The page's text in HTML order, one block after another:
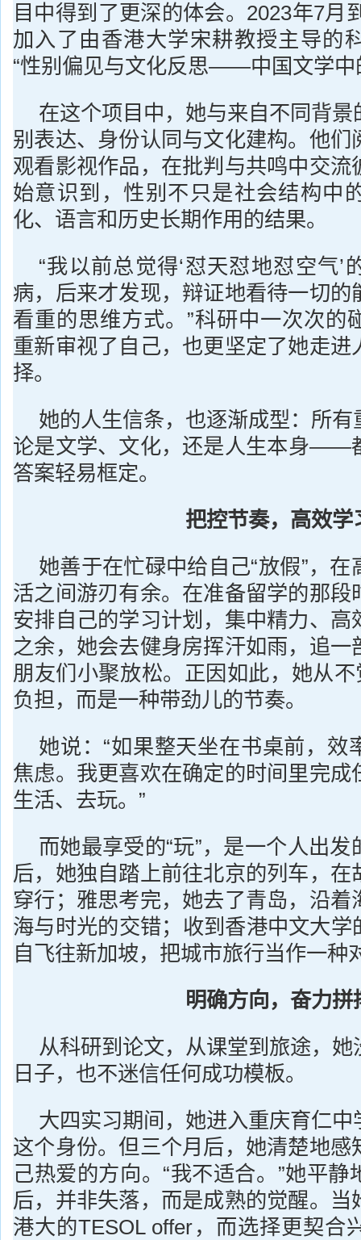
目中得到了更深的体会。2023年7月
加入了由香港大学宋耕教授主导的
“性别偏见与文化反思——中国文学中的
在这个项目中，她与来自不同背
别表达、身份认同与文化建构。他们
观看影视作品，在批判与共鸣中交流
始意识到，性别不只是社会结构中
化、语言和历史长期作用的结果。
“我以前总觉得‘怼天怼地怼空气’
病，后来才发现，辩证地看待一切的
看重的思维方式。”科研中一次次的
重新审视了自己，也更坚定了她走进
择。
她的人生信条，也逐渐成型：所
论是文学、文化，还是人生本身——
答案轻易框定。
把控节奏，高效学
她善于在忙碌中给自己“放假”，
活之间游刃有余。在准备留学的那段
安排自己的学习计划，集中精力、高
之余，她会去健身房挥汗如雨，追一
朋友们小聚放松。正因如此，她从不
负担，而是一种带劲儿的节奏。
她说：“如果整天坐在书桌前，效
焦虑。我更喜欢在确定的时间里完成
生活、去玩。”
而她最享受的“玩”，是一个人出
后，她独自踏上前往北京的列车，在
穿行；雅思考完，她去了青岛，沿着
海与时光的交错；收到香港中文大学
自飞往新加坡，把城市旅行当作一种
明确方向，奋力拼
从科研到论文，从课堂到旅途，
日子，也不迷信任何成功模板。
大四实习期间，她进入重庆育仁
这个身份。但三个月后，她清楚地感
己热爱的方向。“我不适合。”她平
后，并非失落，而是成熟的觉醒。当
港大的TESOL offer，而选择更契合